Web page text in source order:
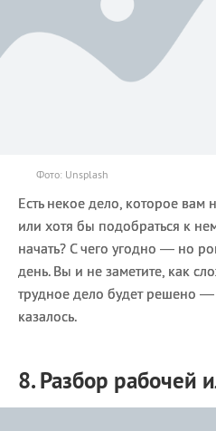
Фото: Unsplash
Есть некое дело, которое вам
или хотя бы подобраться к
начать? С чего угодно — но
день. Вы и не заметите, как
трудное дело будет решено
казалось.
8. Разбор рабочей